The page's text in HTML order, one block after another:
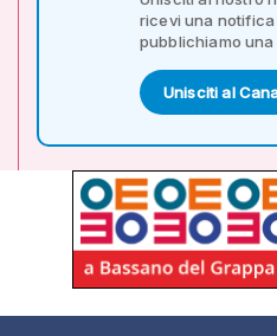
ricevi una
pubblichiamo una
Unisciti al